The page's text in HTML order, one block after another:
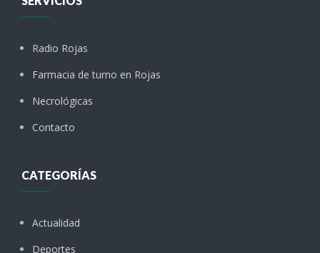
Radio Rojas
Farmacia de turno en Rojas
Necrológicas
Contacto
CATEGORÍAS
Actualidad
Deportes